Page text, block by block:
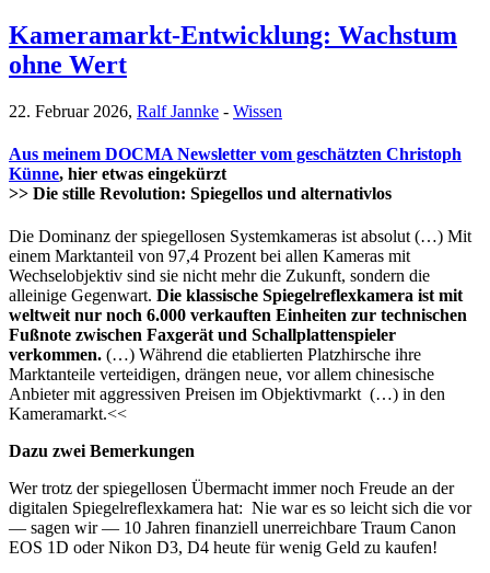
Kameramarkt-Entwicklung: Wachstum
ohne Wert
22. Februar 2026, Ralf Jannke - Wissen
Aus meinem DOCMA Newsletter vom geschätzten Christoph
Künne, hier etwas eingekürzt
>> Die stille Revolution: Spiegellos und alternativlos
Die Dominanz der spiegellosen Systemkameras ist absolut (…) Mit
einem Marktanteil von 97,4 Prozent bei allen Kameras mit
Wechselobjektiv sind sie nicht mehr die Zukunft, sondern die
alleinige Gegenwart. Die klassische Spiegelreflexkamera ist mit
weltweit nur noch 6.000 verkauften Einheiten zur technischen
Fußnote zwischen Faxgerät und Schallplattenspieler
verkommen. (…) Während die etablierten Platzhirsche ihre
Marktanteile verteidigen, drängen neue, vor allem chinesische
Anbieter mit aggressiven Preisen im Objektivmarkt (…) in den
Kameramarkt.<<
Dazu zwei Bemerkungen
Wer trotz der spiegellosen Übermacht immer noch Freude an der
digitalen Spiegelreflexkamera hat: Nie war es so leicht sich die vor
— sagen wir — 10 Jahren finanziell unerreichbare Traum Canon
EOS 1D oder Nikon D3, D4 heute für wenig Geld zu kaufen!